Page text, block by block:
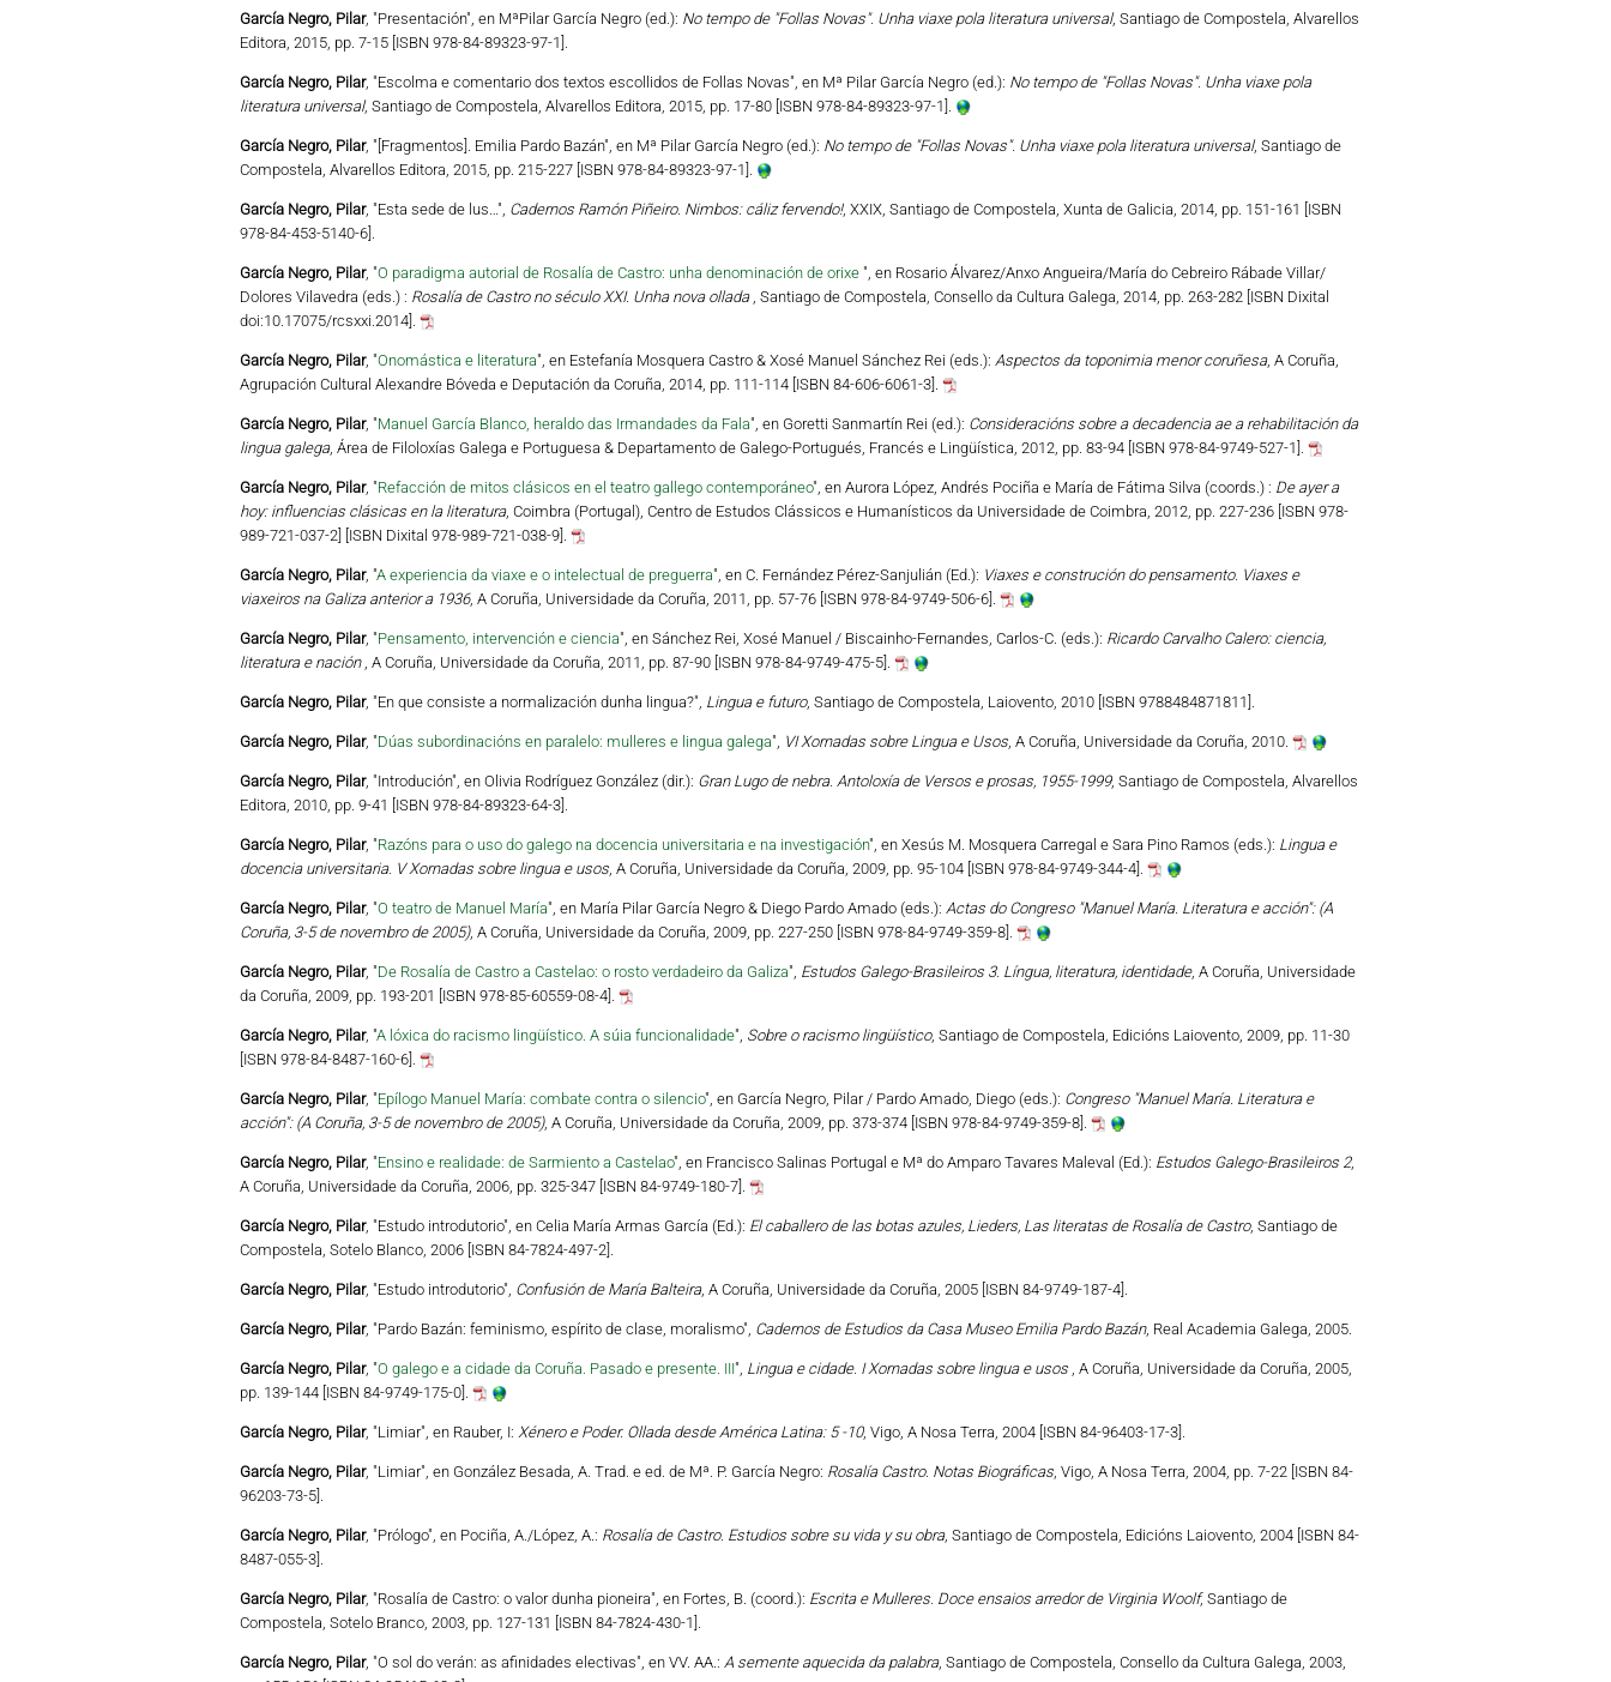
García Negro, Pilar, "Presentación", en MªPilar García Negro (ed.): No tempo de "Follas Novas". Unha viaxe pola literatura universal, Santiago de Compostela, Alvarellos
Editora, 2015, pp. 7-15 [ISBN 978-84-89323-97-1].
García Negro, Pilar, "Escolma e comentario dos textos escollidos de Follas Novas", en Mª Pilar García Negro (ed.): No tempo de "Follas Novas". Unha viaxe pola
literatura universal, Santiago de Compostela, Alvarellos Editora, 2015, pp. 17-80 [ISBN 978-84-89323-97-1].
García Negro, Pilar, "[Fragmentos]. Emilia Pardo Bazán", en Mª Pilar García Negro (ed.): No tempo de "Follas Novas". Unha viaxe pola literatura universal, Santiago de
Compostela, Alvarellos Editora, 2015, pp. 215-227 [ISBN 978-84-89323-97-1].
García Negro, Pilar, "Esta sede de lus…", Cadernos Ramón Piñeiro. Nimbos: cáliz fervendo!, XXIX, Santiago de Compostela, Xunta de Galicia, 2014, pp. 151-161 [ISBN
978-84-453-5140-6].
García Negro, Pilar, "O paradigma autorial de Rosalía de Castro: unha denominación de orixe ", en Rosario Álvarez/Anxo Angueira/María do Cebreiro Rábade Villar/
Dolores Vilavedra (eds.) : Rosalía de Castro no século XXI. Unha nova ollada , Santiago de Compostela, Consello da Cultura Galega, 2014, pp. 263-282 [ISBN Dixital
doi:10.17075/rcsxxi.2014].
García Negro, Pilar, "Onomástica e literatura", en Estefanía Mosquera Castro & Xosé Manuel Sánchez Rei (eds.): Aspectos da toponimia menor coruñesa, A Coruña,
Agrupación Cultural Alexandre Bóveda e Deputación da Coruña, 2014, pp. 111-114 [ISBN 84-606-6061-3].
García Negro, Pilar, "Manuel García Blanco, heraldo das Irmandades da Fala", en Goretti Sanmartín Rei (ed.): Consideracións sobre a decadencia ae a rehabilitación da
lingua galega, Área de Filoloxías Galega e Portuguesa & Departamento de Galego-Portugués, Francés e Lingüística, 2012, pp. 83-94 [ISBN 978-84-9749-527-1].
García Negro, Pilar, "Refacción de mitos clásicos en el teatro gallego contemporáneo", en Aurora López, Andrés Pociña e María de Fátima Silva (coords.) : De ayer a
hoy: influencias clásicas en la literatura, Coimbra (Portugal), Centro de Estudos Clássicos e Humanísticos da Universidade de Coimbra, 2012, pp. 227-236 [ISBN 978-
989-721-037-2] [ISBN Dixital 978-989-721-038-9].
García Negro, Pilar, "A experiencia da viaxe e o intelectual de preguerra", en C. Fernández Pérez-Sanjulián (Ed.): Viaxes e construción do pensamento. Viaxes e
viaxeiros na Galiza anterior a 1936, A Coruña, Universidade da Coruña, 2011, pp. 57-76 [ISBN 978-84-9749-506-6].
García Negro, Pilar, "Pensamento, intervención e ciencia", en Sánchez Rei, Xosé Manuel / Biscainho-Fernandes, Carlos-C. (eds.): Ricardo Carvalho Calero: ciencia,
literatura e nación , A Coruña, Universidade da Coruña, 2011, pp. 87-90 [ISBN 978-84-9749-475-5].
García Negro, Pilar, "En que consiste a normalización dunha lingua?", Lingua e futuro, Santiago de Compostela, Laiovento, 2010 [ISBN 9788484871811].
García Negro, Pilar, "Dúas subordinacións en paralelo: mulleres e lingua galega", VI Xornadas sobre Lingua e Usos, A Coruña, Universidade da Coruña, 2010.
García Negro, Pilar, "Introdución", en Olivia Rodríguez González (dir.): Gran Lugo de nebra. Antoloxía de Versos e prosas, 1955-1999, Santiago de Compostela, Alvarellos
Editora, 2010, pp. 9-41 [ISBN 978-84-89323-64-3].
García Negro, Pilar, "Razóns para o uso do galego na docencia universitaria e na investigación", en Xesús M. Mosquera Carregal e Sara Pino Ramos (eds.): Lingua e
docencia universitaria. V Xornadas sobre lingua e usos, A Coruña, Universidade da Coruña, 2009, pp. 95-104 [ISBN 978-84-9749-344-4].
García Negro, Pilar, "O teatro de Manuel María", en María Pilar García Negro & Diego Pardo Amado (eds.): Actas do Congreso "Manuel María. Literatura e acción": (A
Coruña, 3-5 de novembro de 2005), A Coruña, Universidade da Coruña, 2009, pp. 227-250 [ISBN 978-84-9749-359-8].
García Negro, Pilar, "De Rosalía de Castro a Castelao: o rosto verdadeiro da Galiza", Estudos Galego-Brasileiros 3. Língua, literatura, identidade, A Coruña, Universidade
da Coruña, 2009, pp. 193-201 [ISBN 978-85-60559-08-4].
García Negro, Pilar, "A lóxica do racismo lingüístico. A súia funcionalidade", Sobre o racismo lingüístico, Santiago de Compostela, Edicións Laiovento, 2009, pp. 11-30
[ISBN 978-84-8487-160-6].
García Negro, Pilar, "Epílogo Manuel María: combate contra o silencio", en García Negro, Pilar / Pardo Amado, Diego (eds.): Congreso "Manuel María. Literatura e
acción": (A Coruña, 3-5 de novembro de 2005), A Coruña, Universidade da Coruña, 2009, pp. 373-374 [ISBN 978-84-9749-359-8].
García Negro, Pilar, "Ensino e realidade: de Sarmiento a Castelao", en Francisco Salinas Portugal e Mª do Amparo Tavares Maleval (Ed.): Estudos Galego-Brasileiros 2,
A Coruña, Universidade da Coruña, 2006, pp. 325-347 [ISBN 84-9749-180-7].
García Negro, Pilar, "Estudo introdutorio", en Celia María Armas García (Ed.): El caballero de las botas azules, Lieders, Las literatas de Rosalía de Castro, Santiago de
Compostela, Sotelo Blanco, 2006 [ISBN 84-7824-497-2].
García Negro, Pilar, "Estudo introdutorio", Confusión de María Balteira, A Coruña, Universidade da Coruña, 2005 [ISBN 84-9749-187-4].
García Negro, Pilar, "Pardo Bazán: feminismo, espírito de clase, moralismo", Cadernos de Estudios da Casa Museo Emilia Pardo Bazán, Real Academia Galega, 2005.
García Negro, Pilar, "O galego e a cidade da Coruña. Pasado e presente. III", Lingua e cidade. I Xornadas sobre lingua e usos , A Coruña, Universidade da Coruña, 2005,
pp. 139-144 [ISBN 84-9749-175-0].
García Negro, Pilar, "Limiar", en Rauber, I: Xénero e Poder. Ollada desde América Latina: 5 -10, Vigo, A Nosa Terra, 2004 [ISBN 84-96403-17-3].
García Negro, Pilar, "Limiar", en González Besada, A. Trad. e ed. de Mª. P. García Negro: Rosalía Castro. Notas Biográficas, Vigo, A Nosa Terra, 2004, pp. 7-22 [ISBN 84-
96203-73-5].
García Negro, Pilar, "Prólogo", en Pociña, A./López, A.: Rosalía de Castro. Estudios sobre su vida y su obra, Santiago de Compostela, Edicións Laiovento, 2004 [ISBN 84-
8487-055-3].
García Negro, Pilar, "Rosalía de Castro: o valor dunha pioneira", en Fortes, B. (coord.): Escrita e Mulleres. Doce ensaios arredor de Virginia Woolf, Santiago de
Compostela, Sotelo Branco, 2003, pp. 127-131 [ISBN 84-7824-430-1].
García Negro, Pilar, "O sol do verán: as afinidades electivas", en VV. AA.: A semente aquecida da palabra, Santiago de Compostela, Consello da Cultura Galega, 2003,